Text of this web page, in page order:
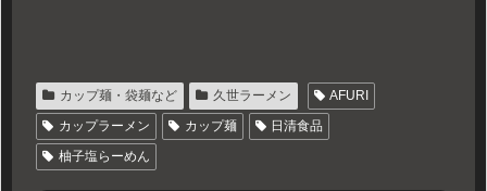
カップ麺・袋麺など 久世ラーメン
AFURI
カップラーメン
カップ麺
日清食品
柚子塩らーめん